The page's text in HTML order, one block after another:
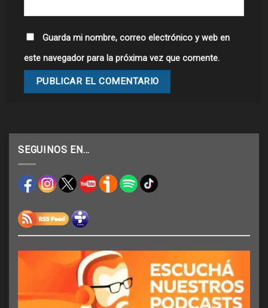
Guarda mi nombre, correo electrónico y web en
este navegador para la próxima vez que comente.
SEGUINOS EN…